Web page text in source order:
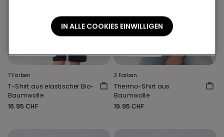
7 Farben
T-Shirt aus elastischer Bio-
Baumwolle
16.95 CHF
3 Farben
Thermo-Shirt aus
Baumwolle
19.95 CHF
IN ALLE COOKIES EINWILLIGEN